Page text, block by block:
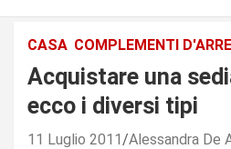
CASA COMPLEMENTI
Acquistare una
ecco i diversi tipi
11 Luglio 2011 Alessandra De